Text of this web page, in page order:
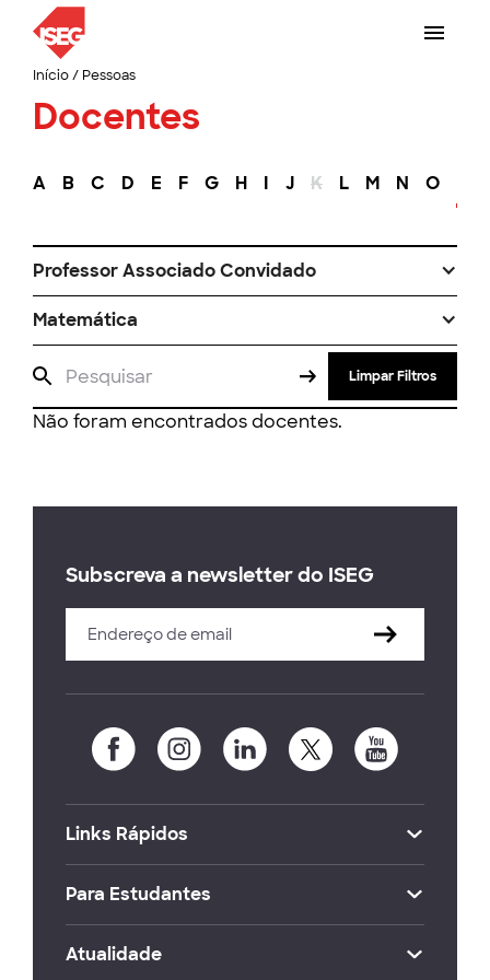
Início/ Pessoas
Docentes
A B C D E F G H I J K L M N O
Professor Associado Convidado
Matemática
Limpar Filtros
Não foram encontrados docentes.
Subscreva a newsletter do ISEG
Links Rápidos
Para Estudantes
Atualidade